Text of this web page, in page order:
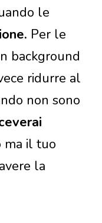
le
Per le
background
ridurre al
non sono
ma il tuo
la